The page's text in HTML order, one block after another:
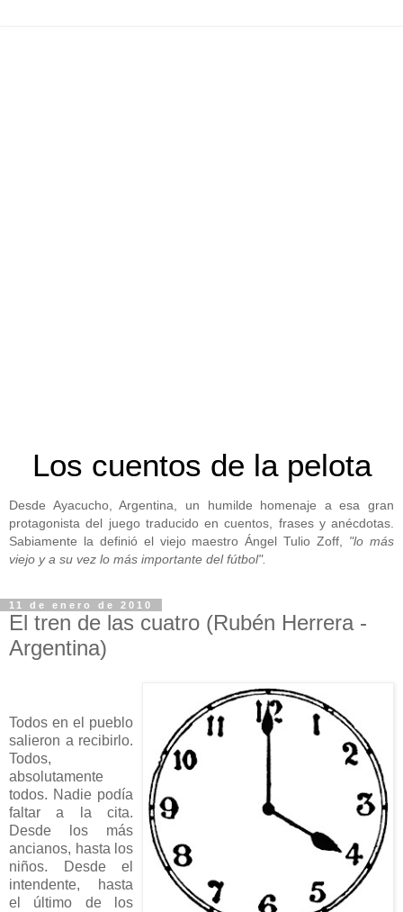
Los cuentos de la pelota
Desde Ayacucho, Argentina, un humilde homenaje a esa gran
protagonista del juego traducido en cuentos, frases y anécdotas.
Sabiamente la definió el viejo maestro Ángel Tulio Zoff, "lo más
viejo y a su vez lo más importante del fútbol".
11 de enero de 2010
El tren de las cuatro (Rubén Herrera -
Argentina)
Todos en el pueblo
salieron a recibirlo.
Todos,
absolutamente
todos. Nadie podía
faltar a la cita.
Desde los más
ancianos, hasta los
niños. Desde el
intendente, hasta
el último de los